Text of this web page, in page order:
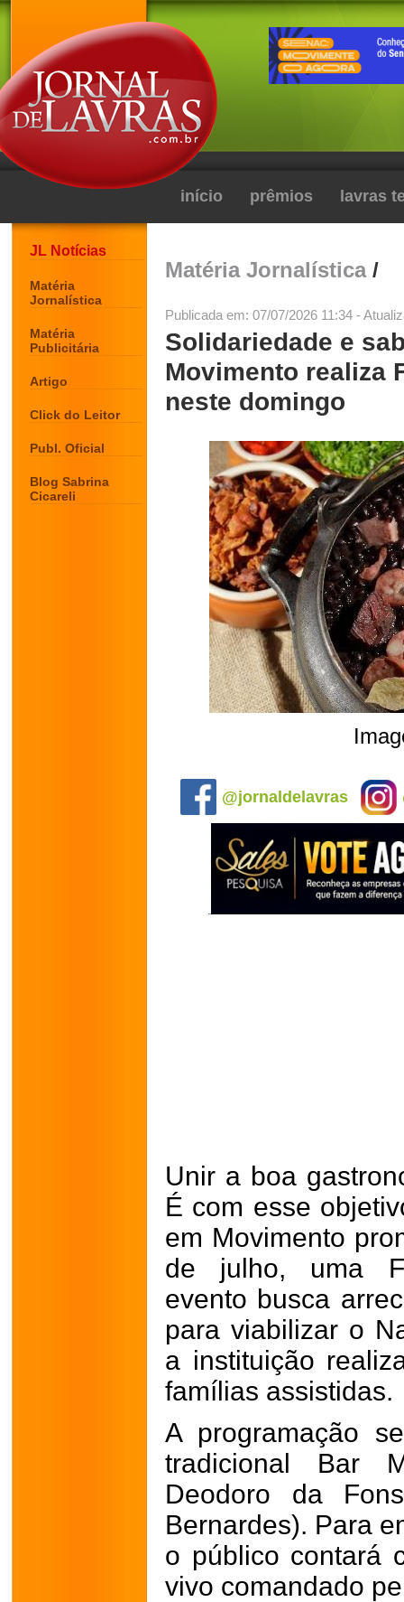
início prêmios lavras
JL Notícias
Matéria
Jornalística
Matéria
Publicitária
Artigo
Click do Leitor
Publ. Oficial
Blog Sabrina
Cicareli
Matéria Jornalística/
Publicada em: 07/07/2026 11:34 -
Solidariedade e
Movimento realiza
neste domingo
@jornaldelavras
Unir a boa
É com esse
em Movimento
de julho, uma
evento busca
para viabilizar o
a instituição
famílias assistidas.
A programação
tradicional Bar
Deodoro da
Bernardes). Para
o público contará
vivo comandado